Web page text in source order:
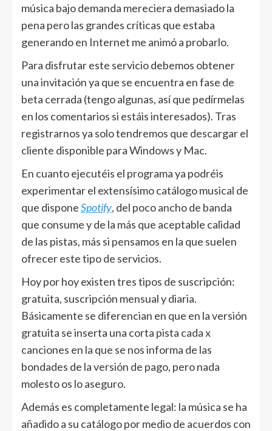
música bajo demanda mereciera demasiado la
pena pero las grandes críticas que estaba
generando en Internet me animó a probarlo.
Para disfrutar este servicio debemos obtener
una invitación ya que se encuentra en fase de
beta cerrada (tengo algunas, así que pedírmelas
en los comentarios si estáis interesados). Tras
registrarnos ya solo tendremos que descargar el
cliente disponible para Windows y Mac.
En cuanto ejecutéis el programa ya podréis
experimentar el extensísimo catálogo musical de
que disponeSpotify, del poco ancho de banda
que consume y de la más que aceptable calidad
de las pistas, más si pensamos en la que suelen
ofrecer este tipo de servicios.
Hoy por hoy existen tres tipos de suscripción:
gratuita, suscripción mensual y diaria.
Básicamente se diferencian en que en la versión
gratuita se inserta una corta pista cada x
canciones en la que se nos informa de las
bondades de la versión de pago, pero nada
molesto os lo aseguro.
Además es completamente legal: la música se ha
añadido a su catálogo por medio de acuerdos con